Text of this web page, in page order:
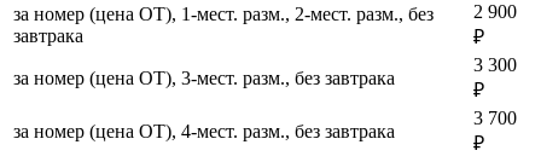
за номер (цена ОТ), 1-мест. разм., 2-мест. разм., без
завтрака
2 900
₽
за номер (цена ОТ), 3-мест. разм., без завтрака
3 300
₽
за номер (цена ОТ), 4-мест. разм., без завтрака
3 700
₽